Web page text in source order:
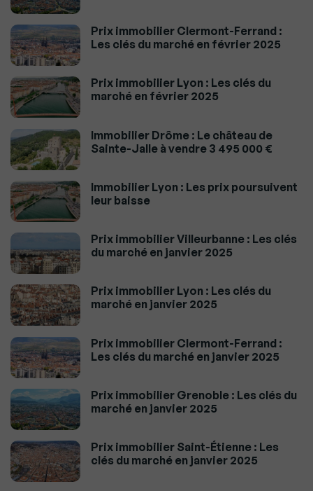
Prix immobilier Clermont-Ferrand :
Les clés du marché en février 2025
Prix immobilier Lyon : Les clés du
marché en février 2025
Immobilier Drôme : Le château de
Sainte-Jalle à vendre 3 495 000 €
Immobilier Lyon : Les prix poursuivent
leur baisse
Prix immobilier Villeurbanne : Les clés
du marché en janvier 2025
Prix immobilier Lyon : Les clés du
marché en janvier 2025
Prix immobilier Clermont-Ferrand :
Les clés du marché en janvier 2025
Prix immobilier Grenoble : Les clés du
marché en janvier 2025
Prix immobilier Saint-Étienne : Les
clés du marché en janvier 2025